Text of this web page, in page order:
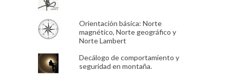
Orientación básica: Norte
magnético, Norte geográfico y
Norte Lambert
Decálogo de comportamiento y
seguridad en montaña.